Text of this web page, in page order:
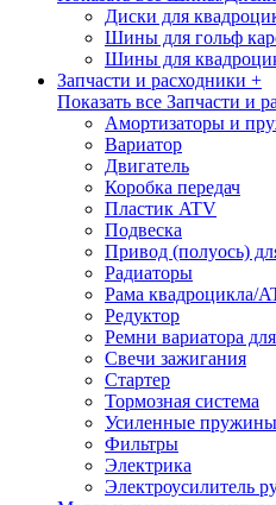
Диски для
Шины для гольф
Шины для
Запчасти и расходники +
Показать все Запчасти и
Амортизаторы и
Вариатор
Двигатель
Коробка передач
Пластик ATV
Подвеска
Привод (полуось)
Радиаторы
Рама квадроцикла/
Редуктор
Ремни вариатора
Свечи зажигания
Стартер
Тормозная система
Усиленные пружины
Фильтры
Электрика
Электроусилитель